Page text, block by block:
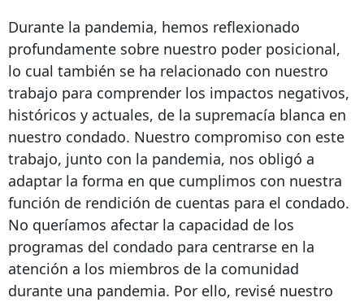
Durante la pandemia, hemos reflexionado
profundamente sobre nuestro poder posicional,
lo cual también se ha relacionado con nuestro
trabajo para comprender los impactos negativos,
históricos y actuales, de la supremacía blanca en
nuestro condado. Nuestro compromiso con este
trabajo, junto con la pandemia, nos obligó a
adaptar la forma en que cumplimos con nuestra
función de rendición de cuentas para el condado.
No queríamos afectar la capacidad de los
programas del condado para centrarse en la
atención a los miembros de la comunidad
durante una pandemia. Por ello, revisé nuestro